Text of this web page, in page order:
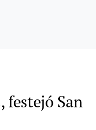
festejó San